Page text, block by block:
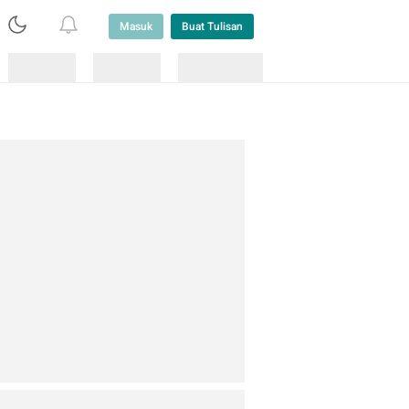
Masuk Buat Tulisan